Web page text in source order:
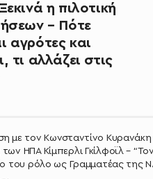
η πιλοτική
– Πότε
αγρότες και
τι αλλάζει στις
με τον Κωνσταντίνο Κυρανάκη
ΗΠΑ Κίμπερλι Γκίλφοϊλ –
του ρόλο ως Γραμματέας της